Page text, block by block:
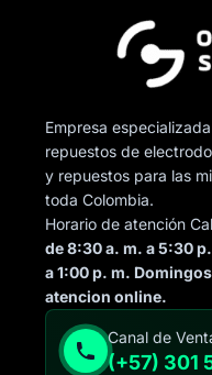
Empresa
repuestos de
y repuestos para las
toda Colombia.
Horario de atención
de 8:30 a. m. a 5:30
a 1:00 p. m.
atencion online.
Canal de
(+57) 301